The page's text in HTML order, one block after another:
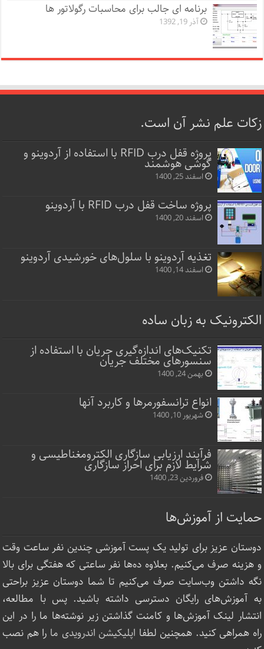
برنامه ای جالب برای محاسبات رگولاتور ها
آذر 19, 1392
زکات علم نشر آن است.
پروژه قفل‌ درب RFID با استفاده از آردوینو و
گوشی هوشمند
اسفند 25, 1400
پروژه ساخت قفل‌ درب RFID با آردوینو
اسفند 20, 1400
تغذیه آردوینو با سلول‌های خورشیدی آردوینو
اسفند 14, 1400
الکترونیک به زبان ساده
تکنیک‌های اندازه‌گیری جریان با استفاده از
سنسورهای مختلف جریان
بهمن 24, 1400
انواع ترانسفورمرها و کاربرد آنها
شهریور 10, 1400
فرآیند ارزیابی سازگاری الکترومغناطیسی و
شرایط لازم برای احراز سازگاری
فروردین 23, 1400
حمایت از آموزش‌ها
دوستان عزیز برای تولید یک پست آموزشی چندین نفر ساعت‌ وقت
و هزینه صرف می‌کنیم. بعلاوه ده‌ها نفر ساعتی که هفتگی برای بالا
نگه داشتن وب‌سایت صرف ‌می‌کنیم تا شما دوستان عزیز براحتی
به آموزش‌های رایگان دسترسی داشته باشید. پس با مطالعه،
انتشار لینک‌ آموزش‌ها و کامنت گذاشتن زیر نوشته‌‌ها ما را در این
راه همراهی کنید. همچنین لطفا اپلیکیشن اندرویدی ما را هم نصب